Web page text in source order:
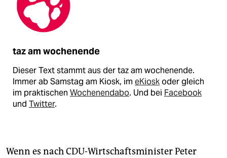
taz am wochenende
Dieser Text stammt aus der taz am wochenende.
Immer ab Samstag am Kiosk, im eKioskoder gleich
im praktischen Wochenendabo. Und bei Facebook
und Twitter.
Wenn es nach CDU-Wirtschaftsminister Peter